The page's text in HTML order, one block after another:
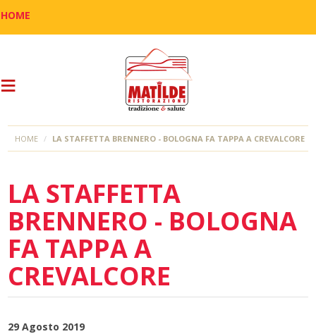
HOME
HOME LA STAFFETTA BRENNERO - BOLOGNA FA TAPPA A CREVALCORE
LA STAFFETTA
BRENNERO - BOLOGNA
FA TAPPA A
CREVALCORE
29 Agosto 2019